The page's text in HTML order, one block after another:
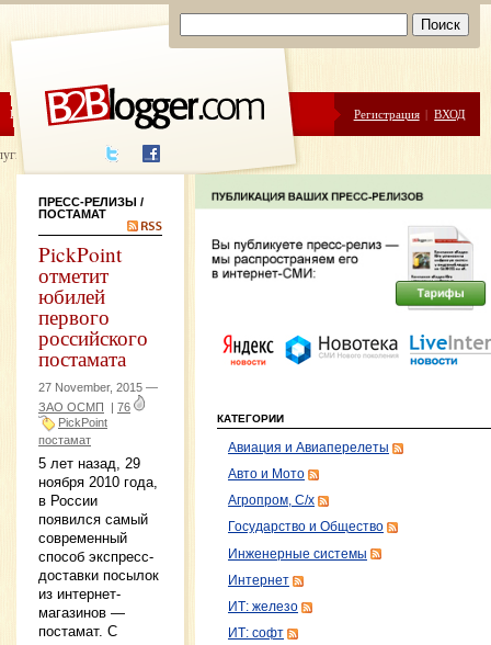
ЦЕНЫ ПОМОЩЬ Регистрация | ВХОД
написания
ПРЕСС-РЕЛИЗЫ /
ПОСТАМАТ
PickPoint
отметит
юбилей
первого
российского
постамата
27 November, 2015 —
ЗАО ОСМП | 76
PickPoint
постамат
5 лет назад, 29
ноября 2010 года,
в России
появился самый
современный
способ экспресс-
доставки посылок
из интернет-
магазинов —
постамат. С
КАТЕГОРИИ
Авиация и Авиаперелеты
Авто и Мото
Агропром, С/х
Государство и Общество
Инженерные системы
Интернет
ИТ: железо
ИТ: софт